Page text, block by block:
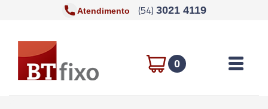
Atendimento (54) 3021 4119
0 Toggle